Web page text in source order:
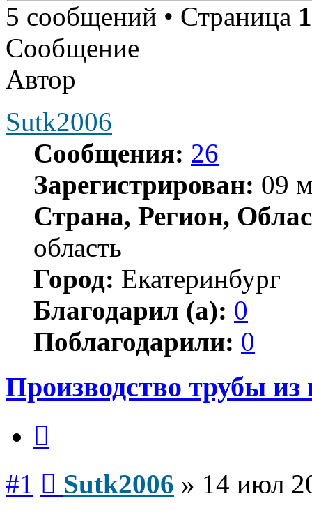
5 сообщений • Страница 1
Сообщение
Автор
Sutk2006
Сообщения: 26
Зарегистрирован: 09
Страна, Регион,
область
Город: Екатеринбург
Благодарил (а): 0
Поблагодарили: 0
Производство трубы из
#1 Sutk2006 » 14 июл